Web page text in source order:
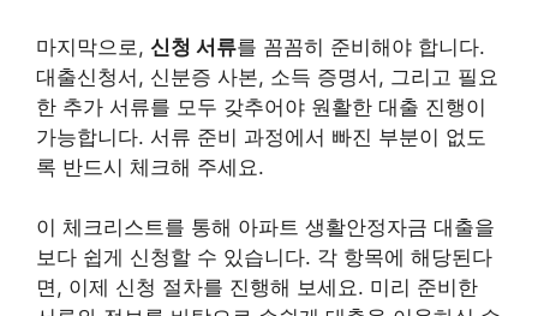
마지막으로, 신청 서류를 꼼꼼히 준비해야 합니다.
대출신청서, 신분증 사본, 소득 증명서, 그리고 필요
한 추가 서류를 모두 갖추어야 원활한 대출 진행이
가능합니다. 서류 준비 과정에서 빠진 부분이 없도
록 반드시 체크해 주세요.
이 체크리스트를 통해 아파트 생활안정자금 대출을
보다 쉽게 신청할 수 있습니다. 각 항목에 해당된다
면, 이제 신청 절차를 진행해 보세요. 미리 준비한